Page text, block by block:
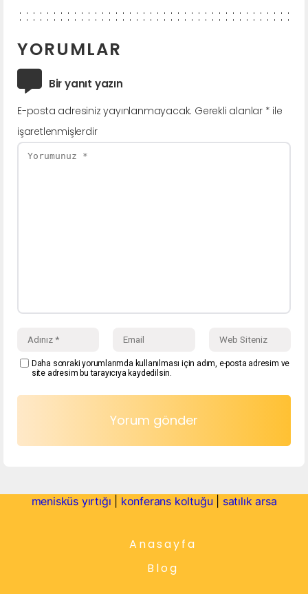
YORUMLAR
Bir yanıt yazın
E-posta adresiniz yayınlanmayacak. Gerekli alanlar * ile
işaretlenmişlerdir
Daha sonraki yorumlarımda kullanılması için adım, e-posta adresim ve
site adresim bu tarayıcıya kaydedilsin.
menisküs yırtığı konferans koltuğu satılık arsa
Anasayfa
Blog